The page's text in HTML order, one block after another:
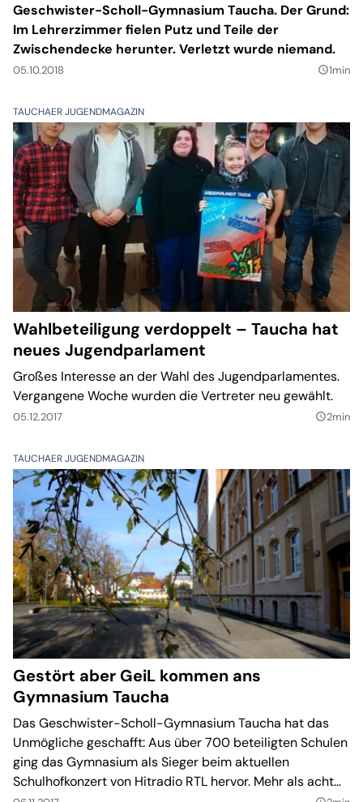
Geschwister-Scholl-Gymnasium Taucha. Der Grund:
Im Lehrerzimmer fielen Putz und Teile der
Zwischendecke herunter. Verletzt wurde niemand.
05.10.2018 query_builder1min
TAUCHAER JUGENDMAGAZIN
Wahlbeteiligung verdoppelt – Taucha hat
neues Jugendparlament
Großes Interesse an der Wahl des Jugendparlamentes.
Vergangene Woche wurden die Vertreter neu gewählt.
05.12.2017 query_builder2min
TAUCHAER JUGENDMAGAZIN
Gestört aber GeiL kommen ans
Gymnasium Taucha
Das Geschwister-Scholl-Gymnasium Taucha hat das
Unmögliche geschafft: Aus über 700 beteiligten Schulen
ging das Gymnasium als Sieger beim aktuellen
Schulhofkonzert von Hitradio RTL hervor. Mehr als acht